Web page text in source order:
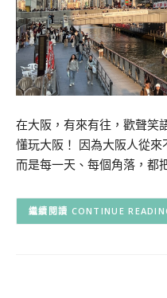
在大阪，有來有往，歡聲笑
懂玩大阪！ 因為大阪人從來
而是每一天、每個角落，都
CONTINUE